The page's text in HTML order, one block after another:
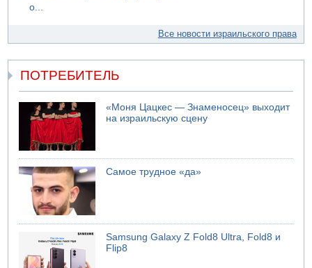
о...
Все новости израильского права
ПОТРЕБИТЕЛЬ
«Моня Цацкес — Знаменосец» выходит
на израильскую сцену
Самое трудное «да»
Samsung Galaxy Z Fold8 Ultra, Fold8 и
Flip8